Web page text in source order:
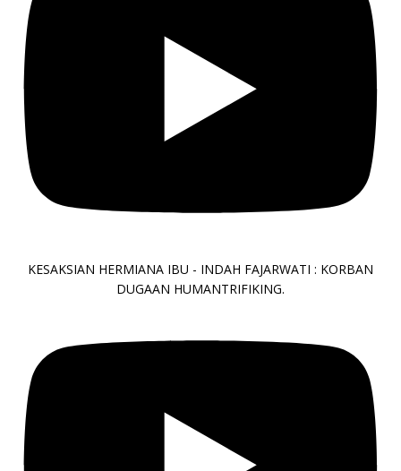
KESAKSIAN HERMIANA IBU - INDAH FAJARWATI : KORBAN
DUGAAN HUMANTRIFIKING.